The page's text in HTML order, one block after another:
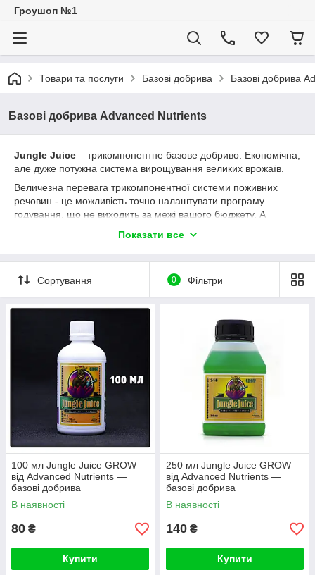
Гроушоп №1
Товари та послуги Базові добрива Базові добрива
Базові добрива Advanced Nutrients
Jungle Juice – трикомпонентне базове добриво. Економічна,
але дуже потужна система вирощування великих врожаїв.
Величезна перевага трикомпонентної системи поживних
речовин - це можливість точно налаштувати програму
годування, що не виходить за межі вашого бюджету. А
більш економною, але не менш працюючою схемою.
Показати все
Сортування 0 Фільтри
100 мл Jungle Juice GROW
від Advanced Nutrients —
базові добрива
В наявності
80 ₴
Купити
250 мл Jungle Juice GROW
від Advanced Nutrients —
базові добрива
В наявності
140 ₴
Купити